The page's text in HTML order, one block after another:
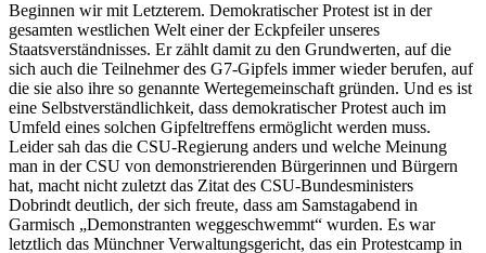
Beginnen wir mit Letzterem. Demokratischer Protest ist in der
gesamten westlichen Welt einer der Eckpfeiler unseres
Staatsverständnisses. Er zählt damit zu den Grundwerten, auf die
sich auch die Teilnehmer des G7-Gipfels immer wieder berufen, auf
die sie also ihre so genannte Wertegemeinschaft gründen. Und es ist
eine Selbstverständlichkeit, dass demokratischer Protest auch im
Umfeld eines solchen Gipfeltreffens ermöglicht werden muss.
Leider sah das die CSU-Regierung anders und welche Meinung
man in der CSU von demonstrierenden Bürgerinnen und Bürgern
hat, macht nicht zuletzt das Zitat des CSU-Bundesministers
Dobrindt deutlich, der sich freute, dass am Samstagabend in
Garmisch „Demonstranten weggeschwemmt“ wurden. Es war
letztlich das Münchner Verwaltungsgericht, das ein Protestcamp in